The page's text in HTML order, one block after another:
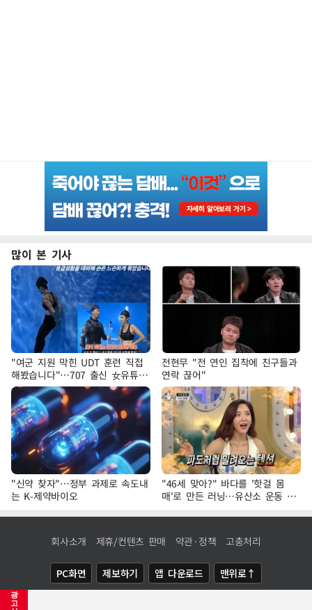
광
고
많이 본 기사
"여군 지원 막힌 UDT 훈련 직접
해봤습니다"…707 출신 女유튜버
'완벽 소화'
전현무 "전 연인 집착에 친구들과
연락 끊어"
"신약 찾자"…정부 과제로 속도내
는 K-제약바이오
"46세 맞아?" 바다를 '핫걸 몸
매'로 만든 러닝…유산소 운동 효
과 '톡톡'
회사소개 제휴/컨텐츠 판매 약관·정책 고충처리
PC화면 제보하기 앱 다운로드 맨위로↑